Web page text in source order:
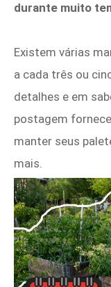
durante muito
Existem várias
a cada três ou
detalhes e em
postagem
manter seus
mais.